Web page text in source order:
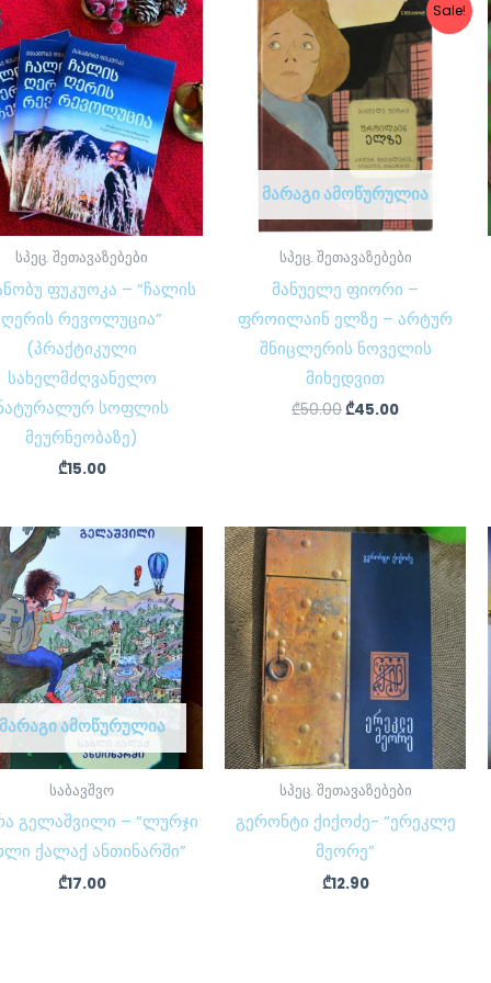
სპეც. შეთავაზებები
ფუკუოკა – “ჩალის
ღერის რევოლუცია”
(პრაქტიკული
სახელმძღვანელო
სოფლის
მეურნეობაზე)
₾15.00
Sale!
ᲛᲐᲠᲐᲒᲘ ᲐᲛᲝᲬᲣᲠᲣᲚᲘᲐ
სპეც. შეთავაზებები
მანუელე ფიორი –
ფროილაინ ელზე – არტურ
შნიცლერის ნოველის
მიხედვით
₾50.00
price
was:
₾50.00.
₾45.00
price
is:
₾45.00.
ᲛᲐᲠᲐᲒᲘ ᲐᲛᲝᲬᲣᲠᲣᲚᲘᲐ
საბავშვო
გელაშვილი – “ლურჯი
ქალაქ ანთინარში”
₾17.00
სპეც. შეთავაზებები
გერონტი ქიქოძე- “ერეკლე
მეორე”
₾12.90